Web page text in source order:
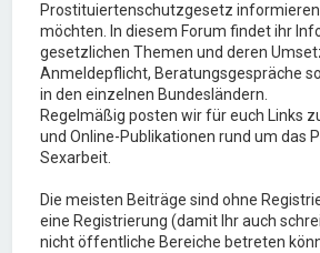
Prostituiertenschutzgesetz
möchten. In diesem Forum findet ihr
gesetzlichen Themen und deren
Anmeldepflicht, Beratungsgespräche
in den einzelnen Bundesländern.
Regelmäßig posten wir für euch Links
und Online-Publikationen rund um das
Sexarbeit.
Die meisten Beiträge sind ohne
eine Registrierung (damit Ihr auch
nicht öffentliche Bereiche betreten